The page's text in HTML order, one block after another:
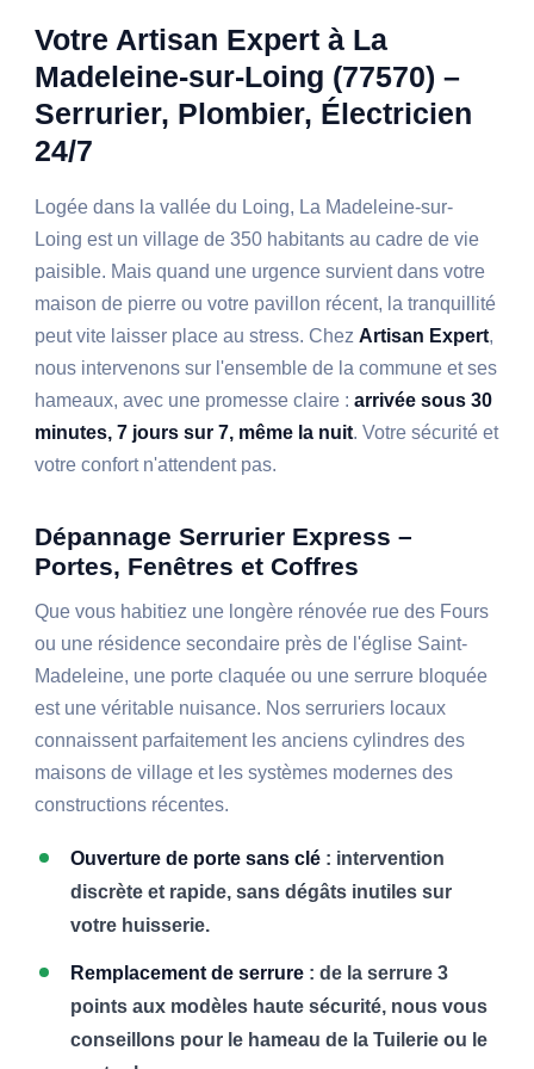
Votre Artisan Expert à La
Madeleine-sur-Loing (77570) –
Serrurier, Plombier, Électricien
24/7
Logée dans la vallée du Loing, La Madeleine-sur-
Loing est un village de 350 habitants au cadre de vie
paisible. Mais quand une urgence survient dans votre
maison de pierre ou votre pavillon récent, la tranquillité
peut vite laisser place au stress. ChezArtisan Expert,
nous intervenons sur l'ensemble de la commune et ses
hameaux, avec une promesse claire :arrivée sous 30
minutes, 7 jours sur 7, même la nuit. Votre sécurité et
votre confort n'attendent pas.
Dépannage Serrurier Express –
Portes, Fenêtres et Coffres
Que vous habitiez une longère rénovée rue des Fours
ou une résidence secondaire près de l'église Saint-
Madeleine, une porte claquée ou une serrure bloquée
est une véritable nuisance. Nos serruriers locaux
connaissent parfaitement les anciens cylindres des
maisons de village et les systèmes modernes des
constructions récentes.
Ouverture de porte sans clé : intervention
discrète et rapide, sans dégâts inutiles sur
votre huisserie.
Remplacement de serrure : de la serrure 3
points aux modèles haute sécurité, nous vous
conseillons pour le hameau de la Tuilerie ou le